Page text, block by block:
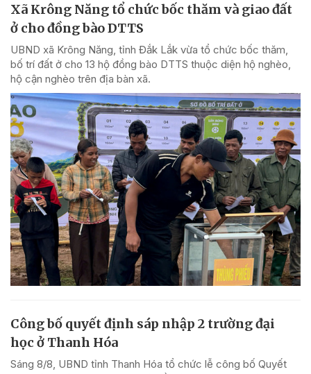
Xã Krông Năng tổ chức bốc thăm và giao đất
ở cho đồng bào DTTS
UBND xã Krông Năng, tỉnh Đắk Lắk vừa tổ chức bốc thăm,
bố trí đất ở cho 13 hộ đồng bào DTTS thuộc diện hộ nghèo,
hộ cận nghèo trên địa bàn xã.
Công bố quyết định sáp nhập 2 trường đại
học ở Thanh Hóa
Sáng 8/8, UBND tỉnh Thanh Hóa tổ chức lễ công bố Quyết